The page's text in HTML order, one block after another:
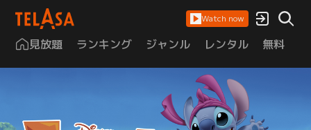
Watch now
見放題 ランキング ジャンル レンタル 無料